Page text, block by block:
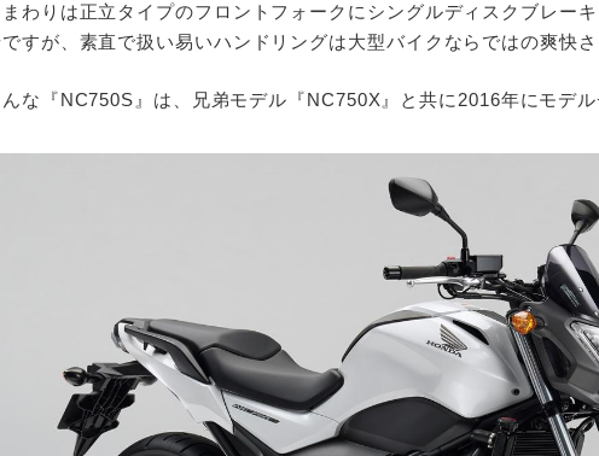
まわりは正立タイプのフロントフォークにシングルディスクブレー
すが、素直で扱い易いハンドリングは大型バイクならではの爽快
な『NC750S』は、兄弟モデル『NC750X』と共に2016年にモデル